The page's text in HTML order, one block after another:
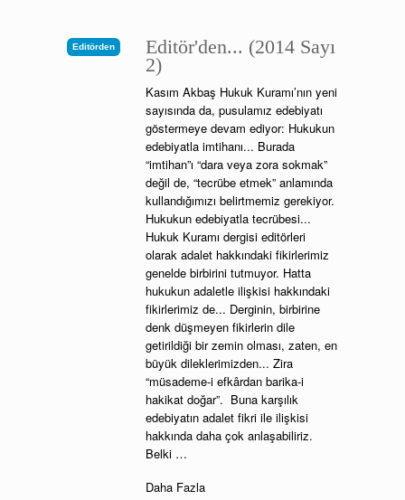
Editörden
Editör'den... (2014 Sayı
2)
Kasım Akbaş Hukuk Kuramı’nın yeni
sayısında da, pusulamız edebiyatı
göstermeye devam ediyor: Hukukun
edebiyatla imtihanı... Burada
“imtihan”ı “dara veya zora sokmak”
değil de, “tecrübe etmek” anlamında
kullandığımızı belirtmemiz gerekiyor.
Hukukun edebiyatla tecrübesi...
Hukuk Kuramı dergisi editörleri
olarak adalet hakkındaki fikirlerimiz
genelde birbirini tutmuyor. Hatta
hukukun adaletle ilişkisi hakkındaki
fikirlerimiz de... Derginin, birbirine
denk düşmeyen fikirlerin dile
getirildiği bir zemin olması, zaten, en
büyük dileklerimizden... Zira
“müsademe-i efkârdan barika-i
hakikat doğar”. Buna karşılık
edebiyatın adalet fikri ile ilişkisi
hakkında daha çok anlaşabiliriz.
Belki …
Daha Fazla